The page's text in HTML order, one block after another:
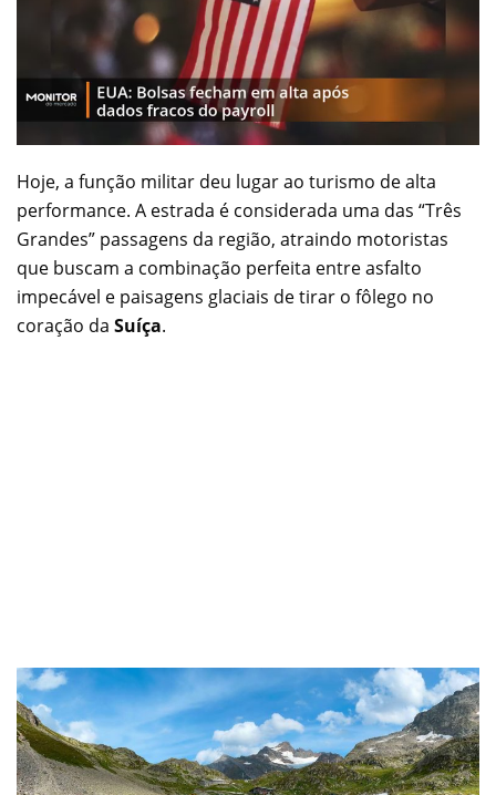
Hoje, a função militar deu lugar ao turismo de alta
performance. A estrada é considerada uma das “Três
Grandes” passagens da região, atraindo motoristas
que buscam a combinação perfeita entre asfalto
impecável e paisagens glaciais de tirar o fôlego no
coração da Suíça.